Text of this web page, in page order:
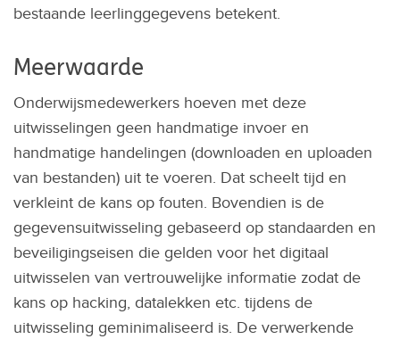
bestaande leerlinggegevens betekent.
Meerwaarde
Onderwijsmedewerkers hoeven met deze
uitwisselingen geen handmatige invoer en
handmatige handelingen (downloaden en uploaden
van bestanden) uit te voeren. Dat scheelt tijd en
verkleint de kans op fouten. Bovendien is de
gegevensuitwisseling gebaseerd op standaarden en
beveiligingseisen die gelden voor het digitaal
uitwisselen van vertrouwelijke informatie zodat de
kans op hacking, datalekken etc. tijdens de
uitwisseling geminimaliseerd is. De verwerkende